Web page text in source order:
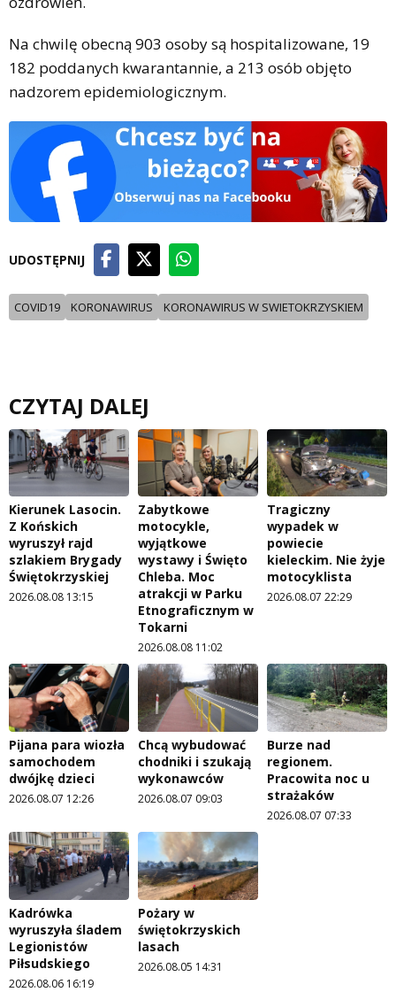
Na chwilę obecną 903 osoby są hospitalizowane, 19
182 poddanych kwarantannie, a 213 osób objęto
nadzorem epidemiologicznym.
UDOSTĘPNIJ
COVID19 KORONAWIRUS KORONAWIRUS W SWIETOKRZYSKIEM
CZYTAJ DALEJ
Kierunek Lasocin.
Z Końskich
wyruszył rajd
szlakiem Brygady
Świętokrzyskiej
2026.08.08 13:15
Zabytkowe
motocykle,
wyjątkowe
wystawy i Święto
Chleba. Moc
atrakcji w Parku
Etnograficznym w
Tokarni
2026.08.08 11:02
Tragiczny
wypadek w
powiecie
kieleckim. Nie żyje
motocyklista
2026.08.07 22:29
Pijana para wiozła
samochodem
dwójkę dzieci
2026.08.07 12:26
Chcą wybudować
chodniki i szukają
wykonawców
2026.08.07 09:03
Burze nad
regionem.
Pracowita noc u
strażaków
2026.08.07 07:33
Kadrówka
wyruszyła śladem
Legionistów
Piłsudskiego
2026.08.06 16:19
Pożary w
świętokrzyskich
lasach
2026.08.05 14:31